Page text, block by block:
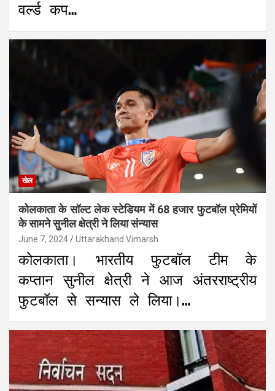
वर्ल्ड कप…
खेल
कोलकाता के सॉल्ट लेक स्टेडियम में 68 हजार फुटबॉल प्रेमियों
के सामने सुनील क्षेत्री ने लिया संन्यास
June 7, 2024 Uttarakhand Vimarsh
कोलकाता। भारतीय फुटबॉल टीम के
कप्तान सुनील क्षेत्री ने आज अंतरराष्ट्रीय
फुटबॉल से सन्यास ले लिया।…